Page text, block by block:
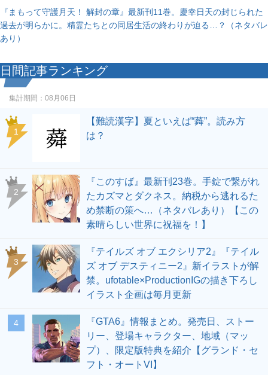
『まもって守護月天！ 解封の章』最新刊11巻。慶幸日天の封じられた
過去が明らかに。精霊たちとの同居生活の終わりが迫る…？（ネタバレ
あり）
日間記事ランキング
集計期間： 08月06日
1
【難読漢字】夏といえば“蕣”。読み方
は？
2
『このすば』最新刊23巻。手錠で繋がれ
たカズマとダクネス。納税から逃れるた
め禁断の策へ…（ネタバレあり）【この
素晴らしい世界に祝福を！】
3
『テイルズ オブ エクシリア2』『テイル
ズ オブ デスティニー2』新イラストが解
禁。ufotable×ProductionIGの描き下ろし
イラスト企画は毎月更新
4
『GTA6』情報まとめ。発売日、ストー
リー、登場キャラクター、地域（マッ
プ）、限定版特典を紹介【グランド・セ
フト・オートVI】